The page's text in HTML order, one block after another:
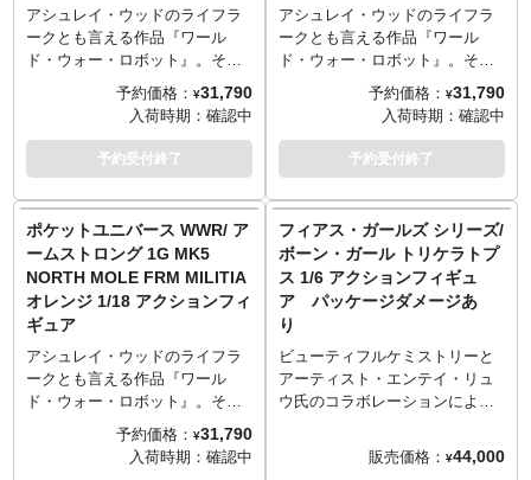
の限定アイテム。ビンテージの
食器を思わせるそのカラーリン
グもたまらない風合いです。
と指、前後のハッチの開閉な
ど、驚きの104にも及ぶ可動ヵ所
を持ちフルアクションが可能。
ェザリング表現も素晴らしいア
アシュレイ・ウッドのライフラ
ークとも言える作品『ワール
ド・ウォー・ロボット』。その
中からUnderverseが「ポケット
ユニバース」シリーズとしてア
クションフィギュアをリリース
します。ABSとPVCのマルチマ
テリアルで1/18スケール（ポケ
ットスケール）、全高約11セン
チサイズとなった本体に、全身
複数個所に可動を設けて、簡単
なポージングが可能。代名詞と
もなったウェザリングも追加し
「歴戦の機体」を演出します。
こちらは大型の全高約20センチ
の「アームストロング 1G
MK5」モデルです。
予約価格： ¥31,790
入荷時期： 確認中
予約受付終了
アシュレイ・ウッドのライフラ
ークとも言える作品『ワール
ド・ウォー・ロボット』。その
中からUnderverseが「ポケット
ユニバース」シリーズとしてア
クションフィギュアをリリース
します。ABSとPVCのマルチマ
テリアルで1/18スケール（ポケ
ットスケール）、全高約11セン
チサイズとなった本体に、全身
複数個所に可動を設けて、簡単
なポージングが可能。代名詞と
もなったウェザリングも追加し
「歴戦の機体」を演出します。
こちらは大型の全高約20センチ
の「アームストロング 1G
MK5」モデルです。
予約価格： ¥31,790
入荷時期： 確認中
予約受付終了
ポケットユニバース WWR/ ア
ームストロング 1G MK5
NORTH MOLE FRM MILITIA
オレンジ 1/18 アクションフィ
ギュア
アシュレイ・ウッドのライフラ
ークとも言える作品『ワール
ド・ウォー・ロボット』。その
中からUnderverseが「ポケット
ユニバース」シリーズとしてア
クションフィギュアをリリース
予約価格： ¥31,790
入荷時期： 確認中
フィアス・ガールズ シリーズ/
ボーン・ガール トリケラトプ
ス 1/6 アクションフィギュ
ア パッケージダメージあ
り
ビューティフルケミストリーと
アーティスト・エンテイ・リュ
ウ氏のコラボレーションによっ
される「フィアス・ガールズ」
シリーズ。ラインナップしたの
販売価格： ¥44,000